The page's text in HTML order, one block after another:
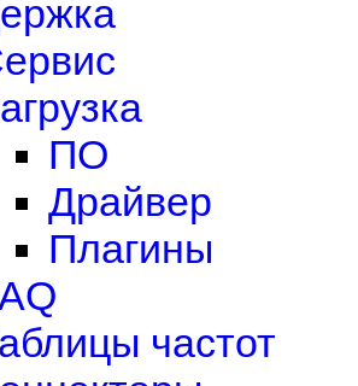
ПО
Драйвер
Плагины
частот